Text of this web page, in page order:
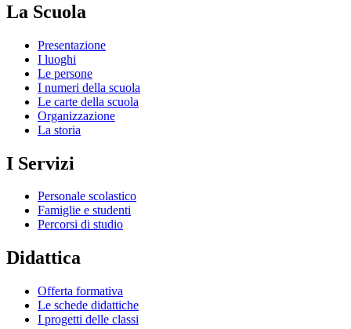
La Scuola
Presentazione
I luoghi
Le persone
I numeri della scuola
Le carte della scuola
Organizzazione
La storia
I Servizi
Personale scolastico
Famiglie e studenti
Percorsi di studio
Didattica
Offerta formativa
Le schede didattiche
I progetti delle classi